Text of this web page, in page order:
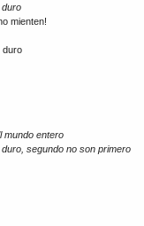
duro
mienten!
duro
mundo entero
duro, segundo no son primero